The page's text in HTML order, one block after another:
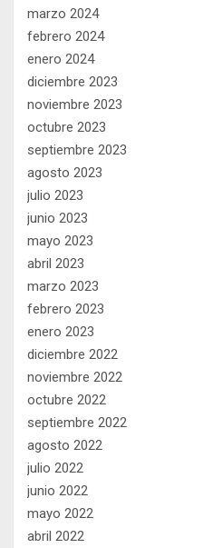
marzo 2024
febrero 2024
enero 2024
diciembre 2023
noviembre 2023
octubre 2023
septiembre 2023
agosto 2023
julio 2023
junio 2023
mayo 2023
abril 2023
marzo 2023
febrero 2023
enero 2023
diciembre 2022
noviembre 2022
octubre 2022
septiembre 2022
agosto 2022
julio 2022
junio 2022
mayo 2022
abril 2022